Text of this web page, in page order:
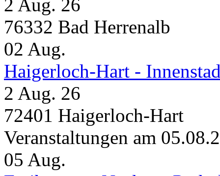
2 Aug. 26
76332 Bad Herrenalb
02 Aug.
Haigerloch-Hart -
2 Aug. 26
72401 Haigerloch-Hart
Veranstaltungen am
05 Aug.